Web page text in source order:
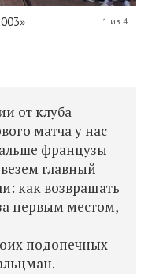
1 из 4
от клуба
матча у нас
французы
главный
как возвращать
первым местом,
подопечных